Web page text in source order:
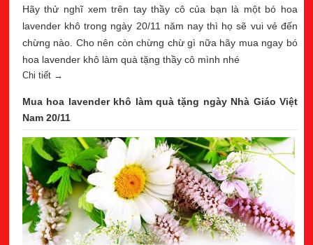
Hãy thử nghĩ xem trên tay thầy cô của bạn là một bó hoa
lavender khô trong ngày 20/11 năm nay thì họ sẽ vui vẻ đến
chừng nào. Cho nên còn chừng chừ gì nữa hãy mua ngay bó
hoa lavender khô làm quà tặng thầy cô mình nhé
Chi tiết →
Mua hoa lavender khô làm quà tặng ngày Nhà Giáo Việt
Nam 20/11